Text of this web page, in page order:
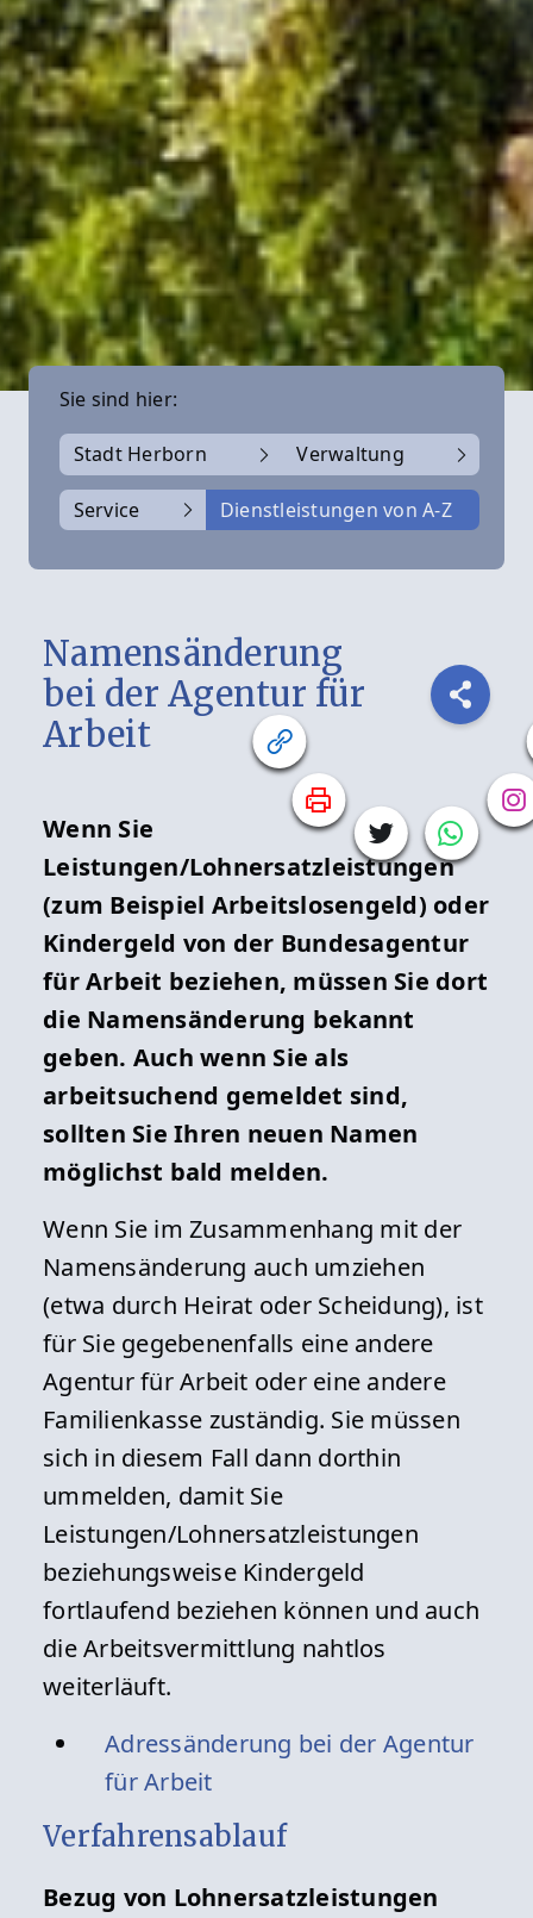
Sie sind hier:
Stadt Herborn Verwaltung
Service Dienstleistungen von A-Z
Namensänderung
bei der Agentur für
Arbeit
Wenn Sie
Leistungen/Lohnersatzleistungen
(zum Beispiel Arbeitslosengeld) oder
Kindergeld von der Bundesagentur
für Arbeit beziehen, müssen Sie dort
die Namensänderung bekannt
geben. Auch wenn Sie als
arbeitsuchend gemeldet sind,
sollten Sie Ihren neuen Namen
möglichst bald melden.
Wenn Sie im Zusammenhang mit der
Namensänderung auch umziehen
(etwa durch Heirat oder Scheidung), ist
für Sie gegebenenfalls eine andere
Agentur für Arbeit oder eine andere
Familienkasse zuständig. Sie müssen
sich in diesem Fall dann dorthin
ummelden, damit Sie
Leistungen/Lohnersatzleistungen
beziehungsweise Kindergeld
fortlaufend beziehen können und auch
die Arbeitsvermittlung nahtlos
weiterläuft.
Adressänderung bei der Agentur
für Arbeit
Verfahrensablauf
Bezug von Lohnersatzleistungen